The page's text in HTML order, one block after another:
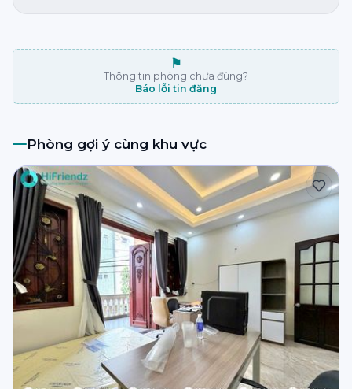
⚑
Thông tin phòng chưa đúng?
Báo lỗi tin đăng
Phòng gợi ý cùng khu vực